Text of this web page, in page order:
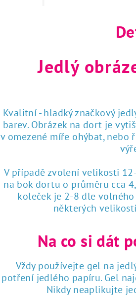
Jedlý
Kvalitní - hladký značkový
barev. Obrázek na dort je
v omezené míře ohýbat, nebo
V případě zvolení velikosti
na bok dortu o průměru cca
koleček je 2-8 dle
některých
Na co si dát
Vždy používejte gel na
potření jedlého papíru. Gel
Nikdy neaplikujte